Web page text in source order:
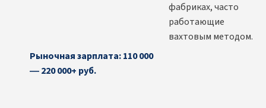
фабриках, часто
работающие
вахтовым методом.
Рыночная зарплата: 110 000
— 220 000+ руб.